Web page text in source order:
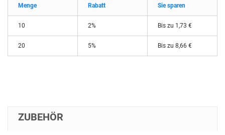
Menge Rabatt Sie sparen
10 2% Bis zu 1,73 €
20 5% Bis zu 8,66 €
ZUBEHÖR